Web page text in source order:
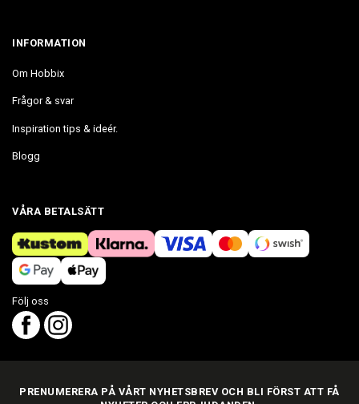
INFORMATION
Om Hobbix
Frågor & svar
Inspiration tips & ideér.
Blogg
VÅRA BETALSÄTT
Följ oss
PRENUMERERA PÅ VÅRT NYHETSBREV OCH BLI FÖRST ATT FÅ